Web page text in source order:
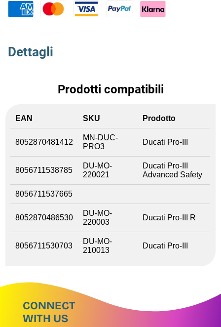
Dettagli
Prodotti compatibili
EAN SKU Prodotto
8052870481412
MN-DUC-
PRO3
Ducati Pro-III
8056711538785
DU-MO-
220021
Ducati Pro-III
Advanced Safety
8056711537665
8052870486530
DU-MO-
220003
Ducati Pro-III R
8056711530703
DU-MO-
210013
Ducati Pro-III
CONNECT
WITH US